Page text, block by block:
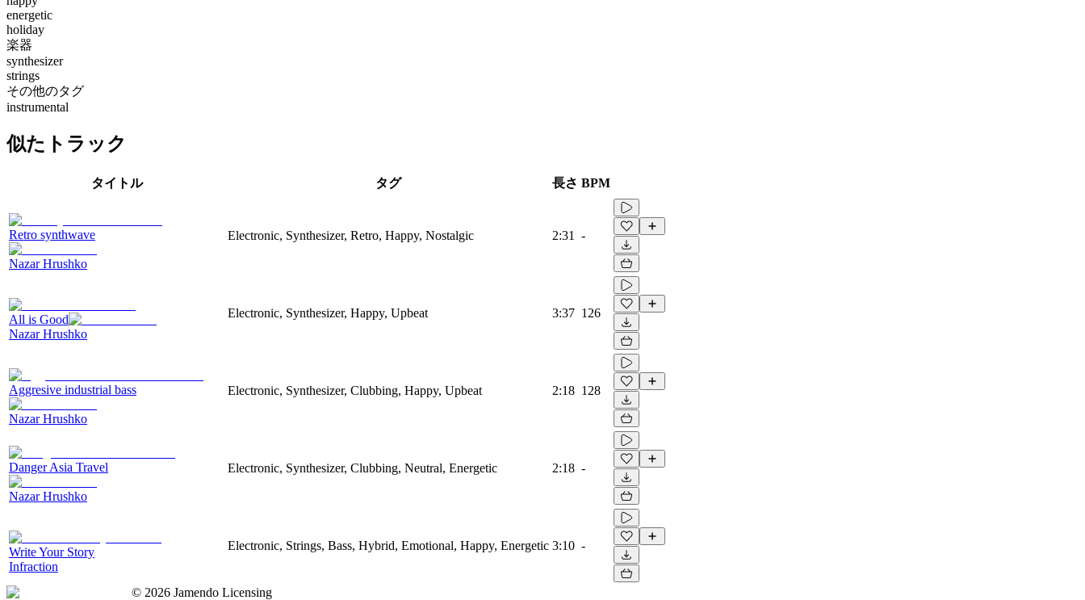
energetic
holiday
楽器
synthesizer
strings
その他のタグ
instrumental
似たトラック
タイトル タグ 長さ BPM
Retro synthwave
Nazar Hrushko
Electronic, Synthesizer, Retro, Happy, Nostalgic 2:31 -
All is Good
Nazar Hrushko
Electronic, Synthesizer, Happy, Upbeat 3:37 126
Aggresive industrial bass
Nazar Hrushko
Electronic, Synthesizer, Clubbing, Happy, Upbeat 2:18 128
Danger Asia Travel
Nazar Hrushko
Electronic, Synthesizer, Clubbing, Neutral, Energetic 2:18 -
Write Your Story
Infraction
Electronic, Strings, Bass, Hybrid, Emotional, Happy, Energetic 3:10 -
© 2026 Jamendo Licensing